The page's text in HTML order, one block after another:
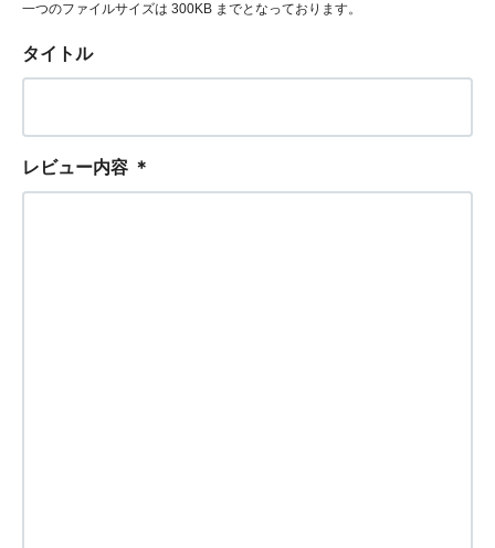
一つのファイルサイズは 300KB までとなっております。
タイトル
レビュー内容 ＊